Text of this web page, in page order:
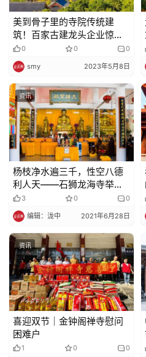
美到骨子里的寺院传统建
筑！百家古建龙头企业惊艳
亮相厦门佛事展，让人大饱
眼福！
0 0 0
smy 2023年5月8日
资讯
杨枝净水遍三千，性空八德
利人天——石狮龙海寺举行
普佛放生祈福法会
3 0 0
编辑：泷中 2021年6月28日
资讯
喜迎双节｜金钟阁禅寺慰问
困难户
1 0 0